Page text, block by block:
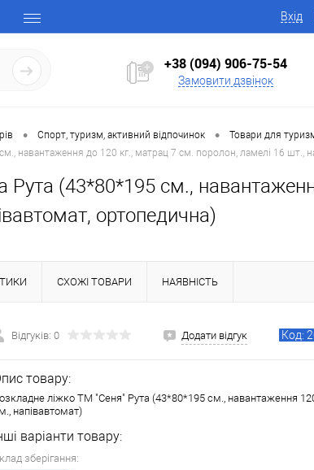
Вхід
+38 (094) 906-75-54
Замовити дзвінок
• Спорт, туризм, активний відпочинок • Товари для
навантаження до 120 кг., матрац 7 см. поролон, ламелі 16 шт.,
Рута (43*80*195 см.,
ортопедична)
СХОЖІ ТОВАРИ НАЯВНІСТЬ
Відгуків: 0 Додати відгук Код:
товару:
ліжко ТМ "Сеня" Рута (43*80*195 см., навантаження
напівавтомат)
варіанти товару:
зберігання: